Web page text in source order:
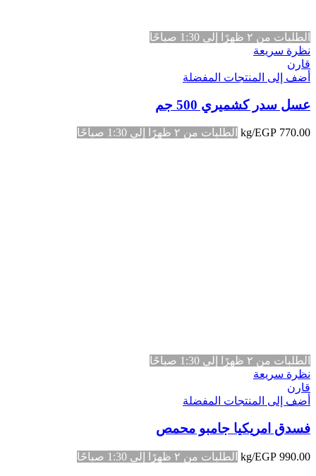
الطلبات من ٢ ظهرًا إلى 1:30 صباحًا
نظرة سريعة
قارن
أضف إلى المنتجات المفضلة
عسل سدر كشميري 500 جم
EGP 770.00
/kg الطلبات من ٢ ظهرًا إلى 1:30 صباحًا
الطلبات من ٢ ظهرًا إلى 1:30 صباحًا
نظرة سريعة
قارن
أضف إلى المنتجات المفضلة
فسدق امريكيا جامبو محمص
EGP 990.00
/kg الطلبات من ٢ ظهرًا إلى 1:30 صباحًا